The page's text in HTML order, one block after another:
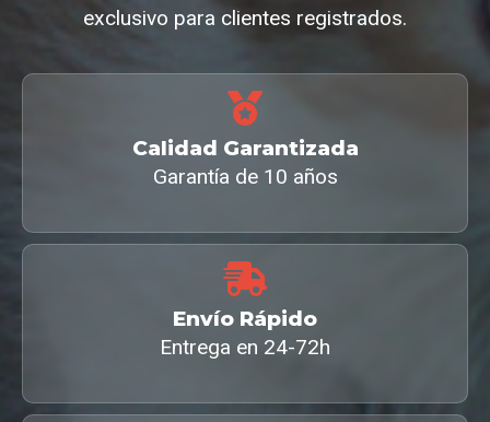
exclusivo para clientes registrados.
Calidad Garantizada
Garantía de 10 años
Envío Rápido
Entrega en 24-72h